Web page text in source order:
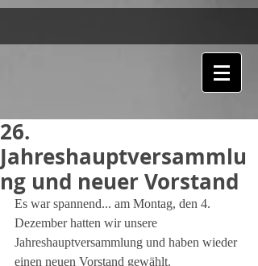
26.
Jahreshauptversammlu
ng und neuer Vorstand
Es war spannend... am Montag, den 4.
Dezember hatten wir unsere
Jahreshauptversammlung und haben wieder
einen neuen Vorstand gewählt.